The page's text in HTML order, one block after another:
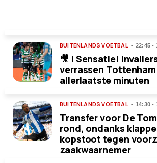
BUITENLANDS VOETBAL 22:45 -
🎥 | Sensatie!
verrassen
allerlaatste minuten
BUITENLANDS VOETBAL 14:30 -
Transfer voor De
rond, ondanks
kopstoot tegen
zaakwaarnemer